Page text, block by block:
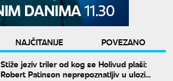
NAJČITANIJE
POVEZANO
Stiže jeziv triler od kog se Holivud plaši:
Robert Patinson neprepoznatljiv u ulozi